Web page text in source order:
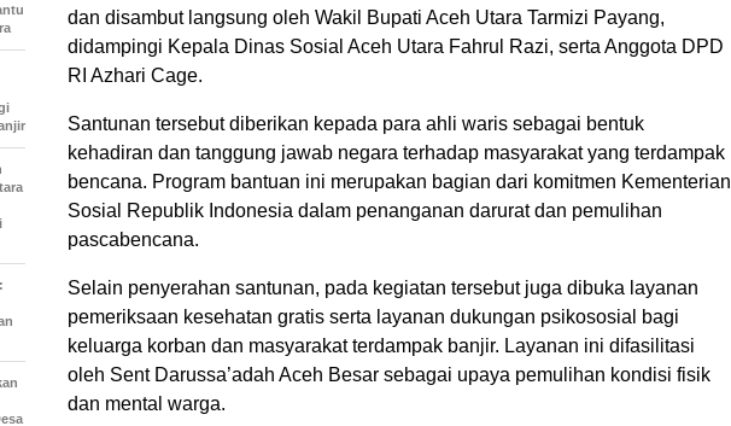
dan disambut langsung oleh Wakil Bupati Aceh Utara Tarmizi Payang,
didampingi Kepala Dinas Sosial Aceh Utara Fahrul Razi, serta Anggota DPD
RI Azhari Cage.
Santunan tersebut diberikan kepada para ahli waris sebagai bentuk
kehadiran dan tanggung jawab negara terhadap masyarakat yang terdampak
bencana. Program bantuan ini merupakan bagian dari komitmen Kementerian
Sosial Republik Indonesia dalam penanganan darurat dan pemulihan
pascabencana.
Selain penyerahan santunan, pada kegiatan tersebut juga dibuka layanan
pemeriksaan kesehatan gratis serta layanan dukungan psikososial bagi
keluarga korban dan masyarakat terdampak banjir. Layanan ini difasilitasi
oleh Sent Darussa’adah Aceh Besar sebagai upaya pemulihan kondisi fisik
dan mental warga.